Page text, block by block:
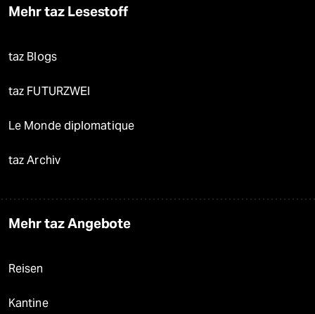
Mehr taz Lesestoff
taz Blogs
taz FUTURZWEI
Le Monde diplomatique
taz Archiv
Mehr taz Angebote
Reisen
Kantine